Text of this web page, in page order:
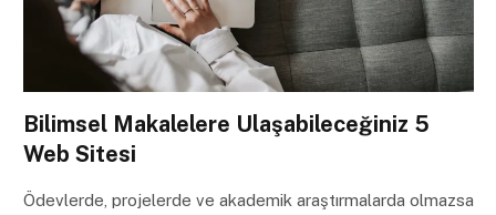
Bilimsel Makalelere Ulaşabileceğiniz 5
Web Sitesi
Ödevlerde, projelerde ve akademik araştırmalarda olmazsa